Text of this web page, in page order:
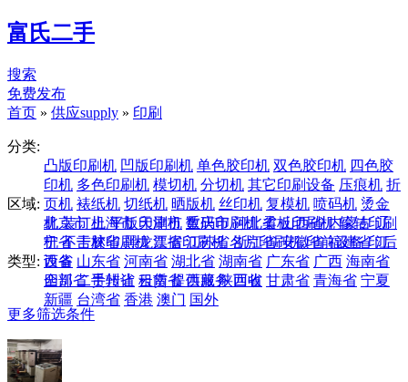
富氏二手
搜索
免费发布
首页 » 供应supply » 印刷
分类:
凸版印刷机 凹版印刷机 单色胶印机 双色胶印机 四色胶
印机 多色印刷机 模切机 分切机 其它印刷设备 压痕机 折
页机 裱纸机 切纸机 晒版机 丝印机 复模机 喷码机 烫金
机 装订机 平版印刷机 数码印刷机 柔板印刷机 轮转印刷
机 不干胶印刷机 票据印刷机 名片印刷机 印前设备 印后
设备
区域:
北京市 上海市 天津市 重庆市 河北省 山西省 内蒙古 辽
宁省 吉林省 黑龙江省 江苏省 浙江省 安徽省 福建省 江
西省 山东省 河南省 湖北省 湖南省 广东省 广西 海南省
四川省 贵州省 云南省 西藏 陕西省 甘肃省 青海省 宁夏
新疆 台湾省 香港 澳门 国外
类型:
全部 二手转让 租赁 提供服务 回收
更多筛选条件